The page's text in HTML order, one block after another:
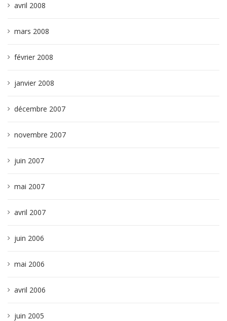
avril 2008
mars 2008
février 2008
janvier 2008
décembre 2007
novembre 2007
juin 2007
mai 2007
avril 2007
juin 2006
mai 2006
avril 2006
juin 2005